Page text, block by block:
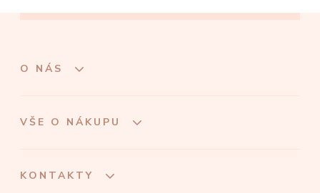
O NÁS
VŠE O NÁKUPU
KONTAKTY